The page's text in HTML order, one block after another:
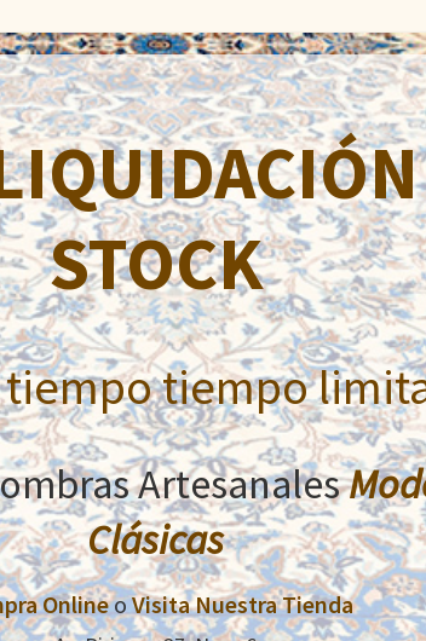
MILAS son alfombras de lana anudadas a
Poseen gran cantidad de lana de primera
geométricos y los tonos claros: beige, salmón
relacionados
STOCK
tiempo
Artesanales
Clásicas
OnlineoVisita Nuestra Tienda